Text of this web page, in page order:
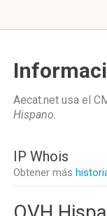
Aecat.net usa el
Hispano.
IP Whois
Obtener más